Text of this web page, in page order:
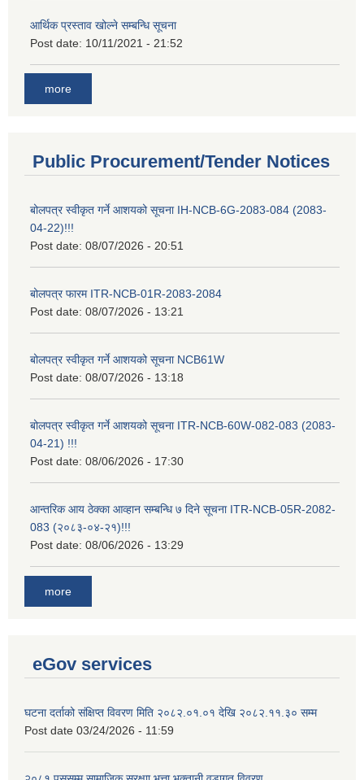
आर्थिक प्रस्ताव खोल्ने सम्बन्धि सूचना
Post date: 10/11/2021 - 21:52
more
Public Procurement/Tender Notices
बोलपत्र स्वीकृत गर्ने आशयको सूचना IH-NCB-6G-2083-084 (2083-
04-22)!!!
Post date: 08/07/2026 - 20:51
बोलपत्र फारम ITR-NCB-01R-2083-2084
Post date: 08/07/2026 - 13:21
बोलपत्र स्वीकृत गर्ने आशयको सूचना NCB61W
Post date: 08/07/2026 - 13:18
बोलपत्र स्वीकृत गर्ने आशयको सूचना ITR-NCB-60W-082-083 (2083-
04-21) !!!
Post date: 08/06/2026 - 17:30
आन्तरिक आय ठेक्का आव्हान सम्बन्धि ७ दिने सूचना ITR-NCB-05R-2082-
083 (२०८३-०४-२१)!!!
Post date: 08/06/2026 - 13:29
more
eGov services
घटना दर्ताको संक्षिप्त विवरण मिति २०८२.०१.०१ देखि २०८२.११.३० सम्म
Post date 03/24/2026 - 11:59